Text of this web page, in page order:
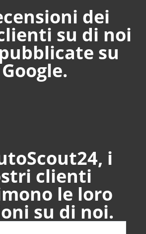
dei
su di noi
su
Google.
i
clienti
le loro
su di noi.